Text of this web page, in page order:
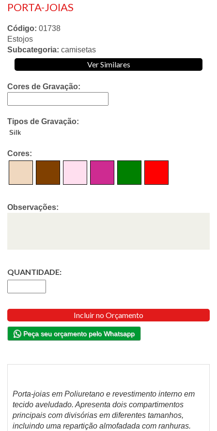
PORTA-JOIAS
Código: 01738
Estojos
Subcategoria: camisetas
Ver Similares
Cores de Gravação:
Tipos de Gravação:
Silk
Cores:
Observações:
QUANTIDADE:
Incluir no Orçamento
Peça seu orçamento pelo Whatsapp
Porta-joias em Poliuretano e revestimento interno em
tecido aveludado. Apresenta dois compartimentos
principais com divisórias em diferentes tamanhos,
incluindo uma repartição almofadada com ranhuras.